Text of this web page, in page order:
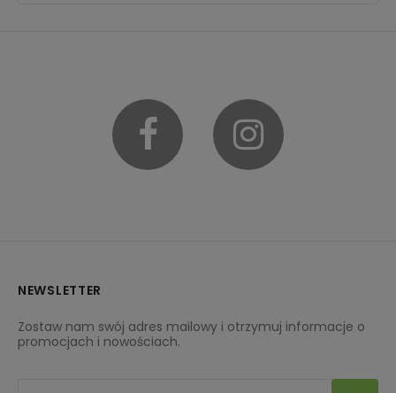
Facebook
NEWSLETTER
Zostaw nam swój adres mailowy i otrzymuj informacje o
promocjach i nowościach.